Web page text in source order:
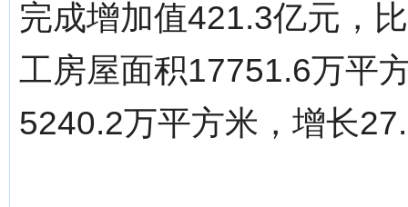
完成增加值421.3亿元，
工房屋面积17751.6万平
5240.2万平方米，增长